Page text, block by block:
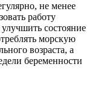
не менее
работу
состояние
морскую
возраста, а
беременности